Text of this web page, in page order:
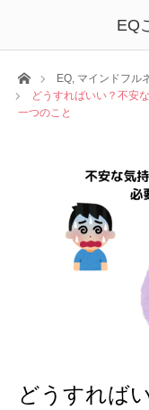
EQ
ホームEQ, マインドフル
どうすればいい？不安
一つのこと
どうすれば